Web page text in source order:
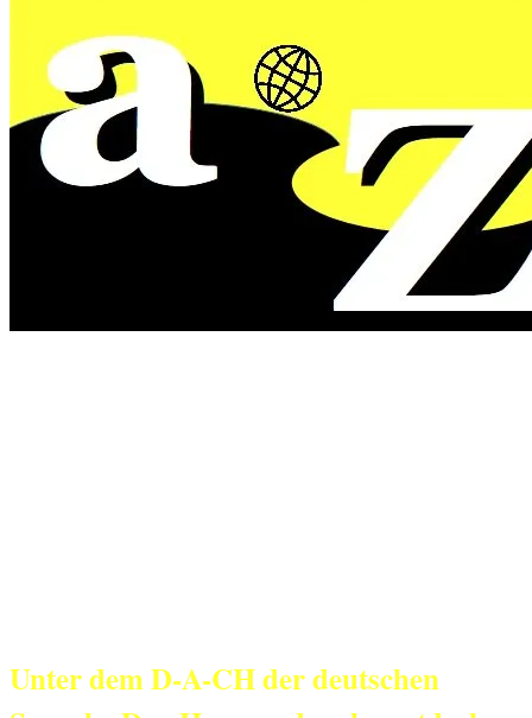
Unter dem D-A-CH der deutschen